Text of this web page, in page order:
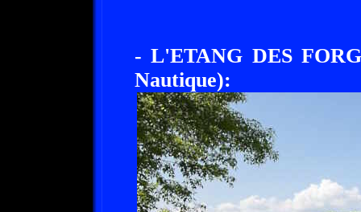
- L'ETANG DES
Nautique):